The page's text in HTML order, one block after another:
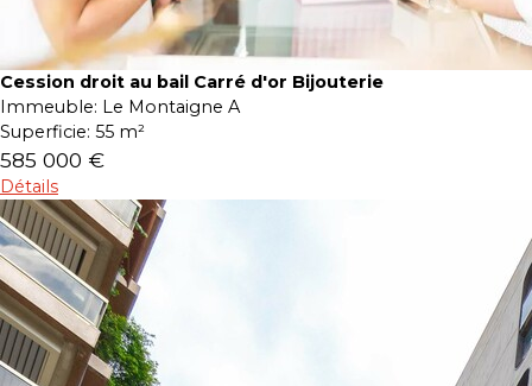
Cession droit au bail Carré d'or Bijouterie
Immeuble: Le Montaigne A
Superficie: 55 m²
585 000 €
Détails